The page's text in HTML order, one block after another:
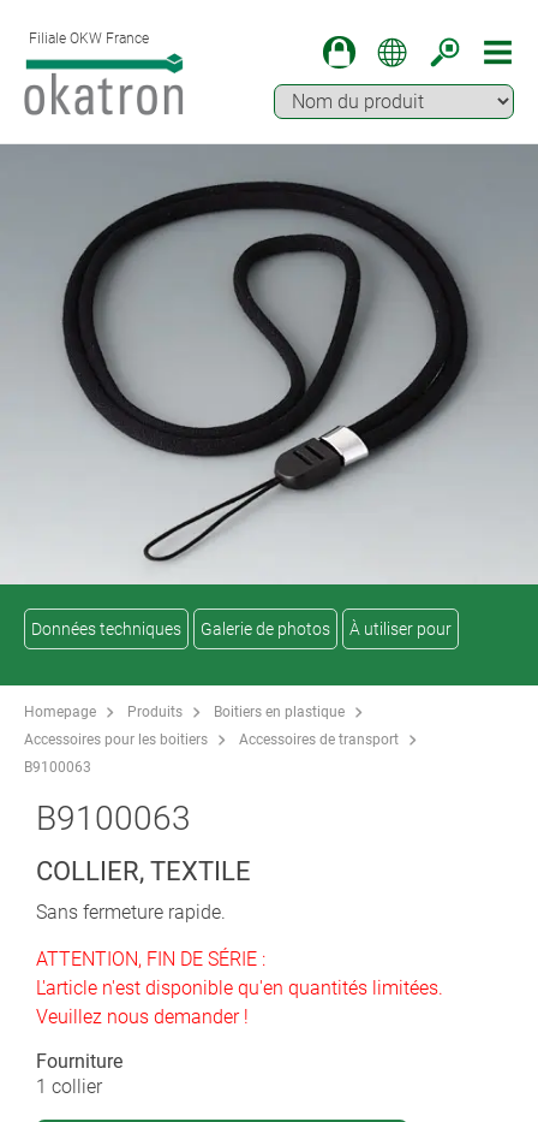
Filiale OKW France
Données techniques Galerie de photos À utiliser pour
Homepage Produits
Boitiers en plastique
Accessoires pour les boitiers
Accessoires de transport
B9100063
B9100063
COLLIER, TEXTILE
Sans fermeture rapide.
ATTENTION, FIN DE SÉRIE :
L'article n'est disponible qu'en quantités limitées.
Veuillez nous demander !
Fourniture
1 collier